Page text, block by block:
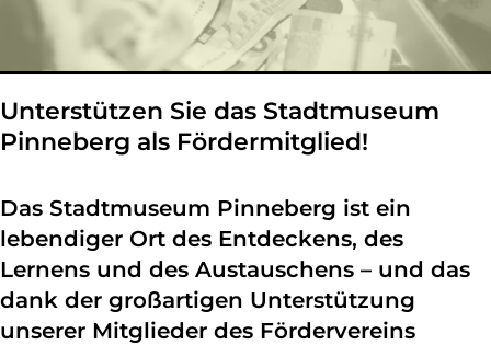
Unterstützen Sie das Stadtmuseum
Pinneberg als Fördermitglied!
Das Stadtmuseum Pinneberg ist ein
lebendiger Ort des Entdeckens, des
Lernens und des Austauschens – und das
dank der großartigen Unterstützung
unserer Mitglieder des Fördervereins